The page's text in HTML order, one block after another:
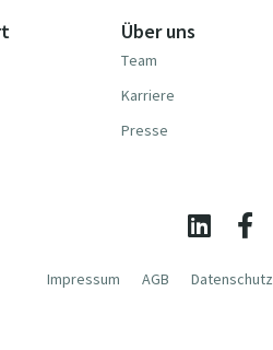
Über uns
Team
Karriere
Presse
Impressum AGB Datenschutz